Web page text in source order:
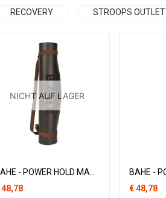
RECOVERY STROOPS OUTLET
NICHT AUF LAGER
BAHE - POWER HOLD MAT - ANTHRACITE
48,78
€48,78